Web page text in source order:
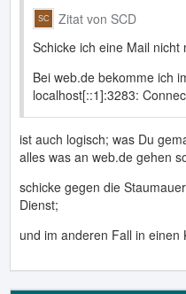
Zitat von SCD
Schicke ich eine Mail
Bei web.de bekomme ich
localhost[::1]:3283:
ist auch logisch; was Du
alles was an web.de gehen
schicke gegen die
Dienst;
und im anderen Fall in